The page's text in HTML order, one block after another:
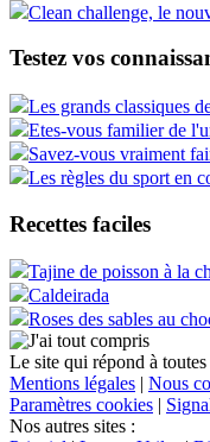
Clean challenge, le
Testez vos
Les grands classiques
Etes-vous familier de
Savez-vous vraiment
Les règles du sport en
Recettes faciles
Tajine de poisson à la
Caldeirada
Roses des sables au
Le site qui répond à
Mentions légales | Nous
Paramètres cookies |
Nos autres sites :